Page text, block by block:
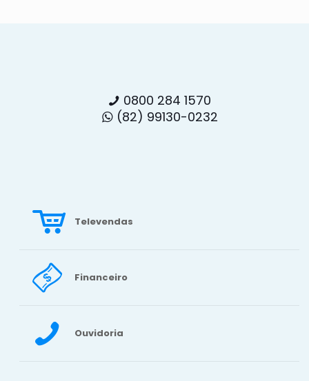
0800 284 1570
(82) 99130-0232
Televendas
Financeiro
Ouvidoria